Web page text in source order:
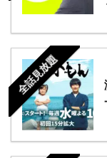
全話見放題